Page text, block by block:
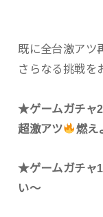
既に全台激アツ
さらなる挑戦を
★ゲームガチャ
超激アツ
燃え
★ゲームガチャ
い〜